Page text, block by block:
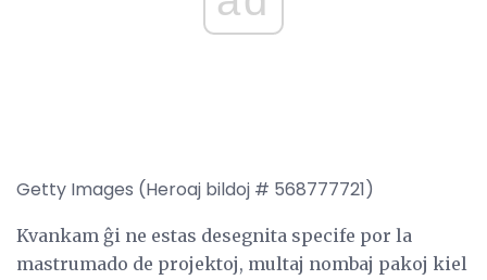
Getty Images (Heroaj bildoj # 568777721)
Kvankam ĝi ne estas desegnita specife por la
mastrumado de projektoj, multaj nombaj pakoj kiel